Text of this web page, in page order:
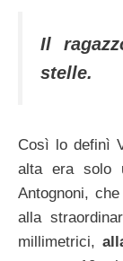
Il
stelle.
Così lo definì
alta era solo
Antognoni,
alla
millimetrici,